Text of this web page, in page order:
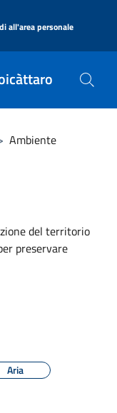
all'area personale
Ambiente
del territorio
preservare
Aria